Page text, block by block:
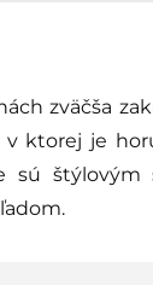
ktorej je
sú